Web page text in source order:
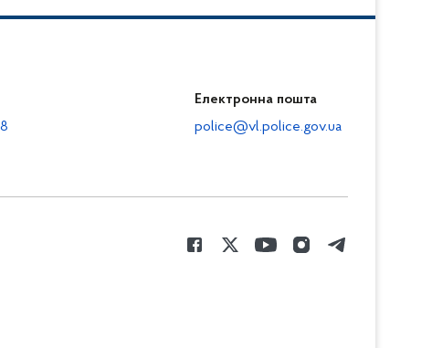
Електронна пошта
police@vl.police.gov.ua